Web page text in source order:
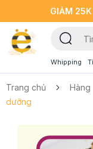
GIẢM
Whipping
Trang chủ Hàng
dưỡng